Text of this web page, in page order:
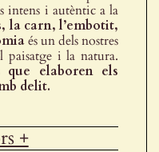
intens i autèntic a la
la carn, l’embotit,
és un dels nostres
i la natura.
que elaboren els
delit.
+